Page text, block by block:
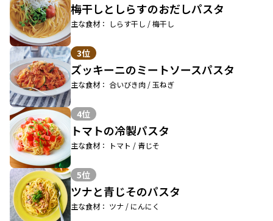
梅干しとしらすのおだしパスタ
主な食材： しらす干し / 梅干し
3位
ズッキーニのミートソースパスタ
主な食材： 合いびき肉 / 玉ねぎ
4位
トマトの冷製パスタ
主な食材： トマト / 青じそ
5位
ツナと青じそのパスタ
主な食材： ツナ / にんにく